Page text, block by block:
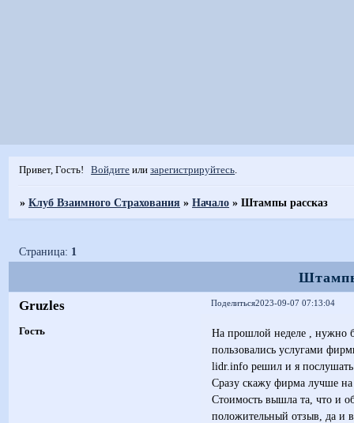
Привет, Гость! Войдите илизарегистрируйтесь.
»Клуб Взаимного Страхования »Начало »Штампы рассказ
Страница: 1
Поделиться2023-09-07 07:13:04
Gruzles
Гость
На прошлой неделе , нужно
пользовались услугами
lidr.info решил и я послушать
Сразу скажу фирма лучше
Стоимость вышла та, что и
положительный отзыв, да и